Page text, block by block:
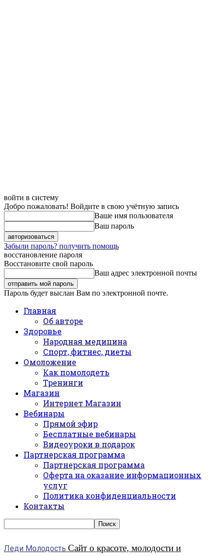
войти в систему
Добро пожаловать! Войдите в свою учётную запись
Ваше имя пользователя
Ваш пароль
Забыли пароль? получить помощь
восстановление пароля
Восстановите свой пароль
Ваш адрес электронной почты
Пароль будет выслан Вам по электронной почте.
Главная
Об авторе
Здоровье
Народная медицина
Спорт, фитнес, диеты
Омоложение
Как помолодеть
Тренинги
Магазин
Интернет Магазин
Вебинары
Прямой эфир
Бесплатные вебинары
Видеоуроки в подарок
Партнерская программа
Партнерская программа
Оферта на оказание информационных
услуг
Политика конфиденциальности
Контакты
Леди Молодость Сайт о красоте, молодости и